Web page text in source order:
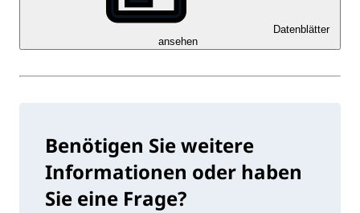
Datenblätter
ansehen
Benötigen Sie weitere
Informationen oder haben
Sie eine Frage?